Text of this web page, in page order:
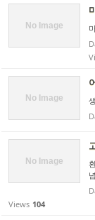
No Image
No Image
No Image
Views 104